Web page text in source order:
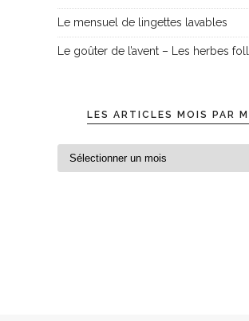
Le mensuel de lingettes lavables
Le goûter de l’avent – Les herbes
LES ARTICLES MOIS PAR